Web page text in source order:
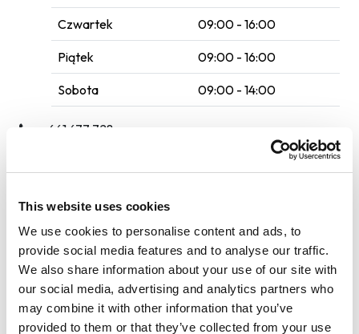
This website uses cookies
We use cookies to personalise content and ads, to
provide social media features and to analyse our traffic.
We also share information about your use of our site with
our social media, advertising and analytics partners who
may combine it with other information that you’ve
provided to them or that they’ve collected from your use
Czwartek 09:00 - 16:00
Piątek 09:00 - 16:00
Sobota 09:00 - 14:00
⁠ 661 677 728
Płyn do spryskiwaczy
Usługi auto SPA
Max. wysokość: 220 cm
Usługi